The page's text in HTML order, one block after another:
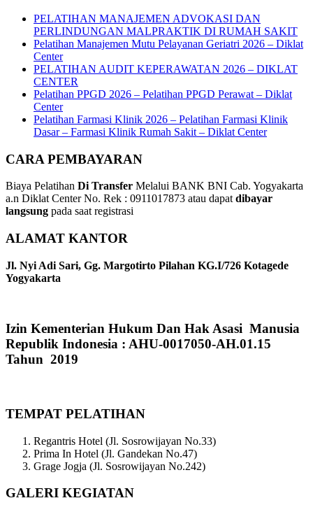
PELATIHAN MANAJEMEN ADVOKASI DAN
PERLINDUNGAN MALPRAKTIK DI RUMAH SAKIT
Pelatihan Manajemen Mutu Pelayanan Geriatri 2026 – Diklat
Center
PELATIHAN AUDIT KEPERAWATAN 2026 – DIKLAT
CENTER
Pelatihan PPGD 2026 – Pelatihan PPGD Perawat – Diklat
Center
Pelatihan Farmasi Klinik 2026 – Pelatihan Farmasi Klinik
Dasar – Farmasi Klinik Rumah Sakit – Diklat Center
CARA PEMBAYARAN
Biaya Pelatihan Di Transfer Melalui BANK BNI Cab. Yogyakarta
a.n Diklat Center No. Rek : 0911017873 atau dapat dibayar
langsung pada saat registrasi
ALAMAT KANTOR
Jl. Nyi Adi Sari, Gg. Margotirto Pilahan KG.I/726 Kotagede
Yogyakarta
Izin Kementerian Hukum Dan Hak Asasi Manusia
Republik Indonesia : AHU-0017050-AH.01.15
Tahun 2019
TEMPAT PELATIHAN
Regantris Hotel (Jl. Sosrowijayan No.33)
Prima In Hotel (Jl. Gandekan No.47)
Grage Jogja (Jl. Sosrowijayan No.242)
GALERI KEGIATAN